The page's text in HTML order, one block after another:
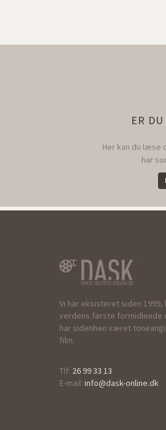
ER
Her kan du læse
har
Vi har eksisteret siden 1999,
verdens første formidlende
har sidenhen været
film.
Tlf: 26 99 33 13
E-mail: info@dask-online.dk